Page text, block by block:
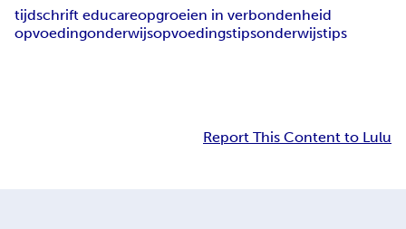
tijdschrift educareopgroeien in verbondenheid
opvoedingonderwijsopvoedingstipsonderwijstips
Report This Content to Lulu